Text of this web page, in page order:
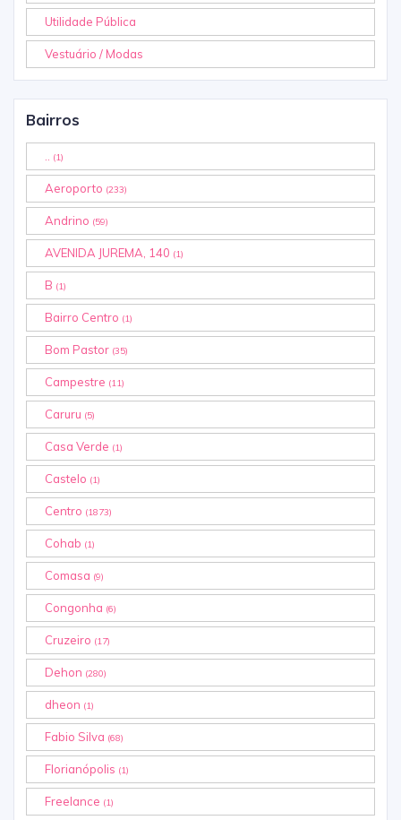
Utilidade Pública
Vestuário / Modas
Bairros
.. (1)
Aeroporto (233)
Andrino (59)
AVENIDA JUREMA, 140 (1)
B (1)
Bairro Centro (1)
Bom Pastor (35)
Campestre (11)
Caruru (5)
Casa Verde (1)
Castelo (1)
Centro (1873)
Cohab (1)
Comasa (9)
Congonha (6)
Cruzeiro (17)
Dehon (280)
dheon (1)
Fabio Silva (68)
Florianópolis (1)
Freelance (1)